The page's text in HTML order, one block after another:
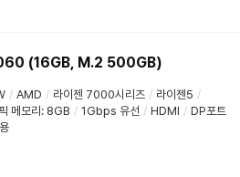
(16GB, M.2 500GB)
/ AMD / 라이젠 7000시리즈 / 라이젠5 /
메모리 : 8GB / 1Gbps 유선 / HDMI / DP포트